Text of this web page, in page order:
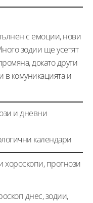
с емоции, нови
зодии ще усетят
докато други
в комуникацията и
и дневни
календари
хороскопи, прогнози
днес, зодии,